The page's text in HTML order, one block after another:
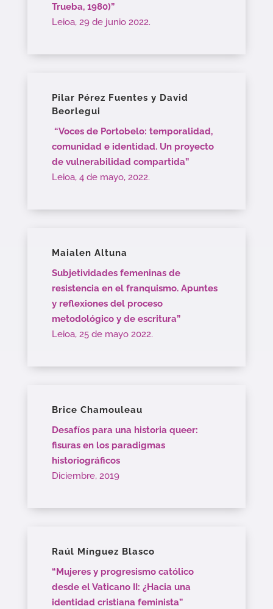
Trueba, 1980)”
Leioa, 29 de junio 2022.
Pilar Pérez Fuentes y David
Beorlegui
“Voces de Portobelo: temporalidad,
comunidad e identidad. Un proyecto
de vulnerabilidad compartida”
Leioa, 4 de mayo, 2022.
Maialen Altuna
Subjetividades femeninas de
resistencia en el franquismo. Apuntes
y reflexiones del proceso
metodológico y de escritura”
Leioa, 25 de mayo 2022.
Brice Chamouleau
Desafíos para una historia queer:
fisuras en los paradigmas
historiográficos
Diciembre, 2019
Raúl Mínguez Blasco
“Mujeres y progresismo católico
desde el Vaticano II: ¿Hacia una
identidad cristiana feminista”